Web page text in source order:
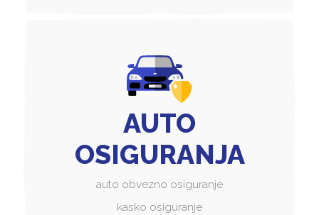
AUTO
OSIGURANJA
auto obvezno osiguranje
kasko osiguranje